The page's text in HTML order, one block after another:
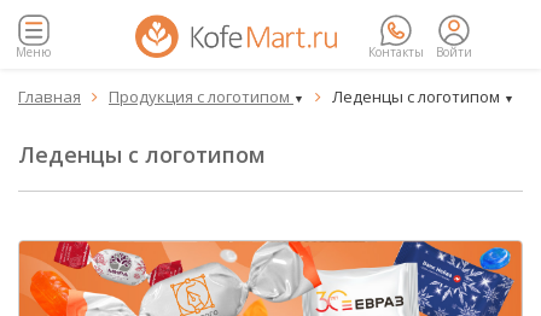
Меню Контакты Войти
Главная  Продукция с логотипом ▼  Леденцы с логотипом ▼
Леденцы с логотипом